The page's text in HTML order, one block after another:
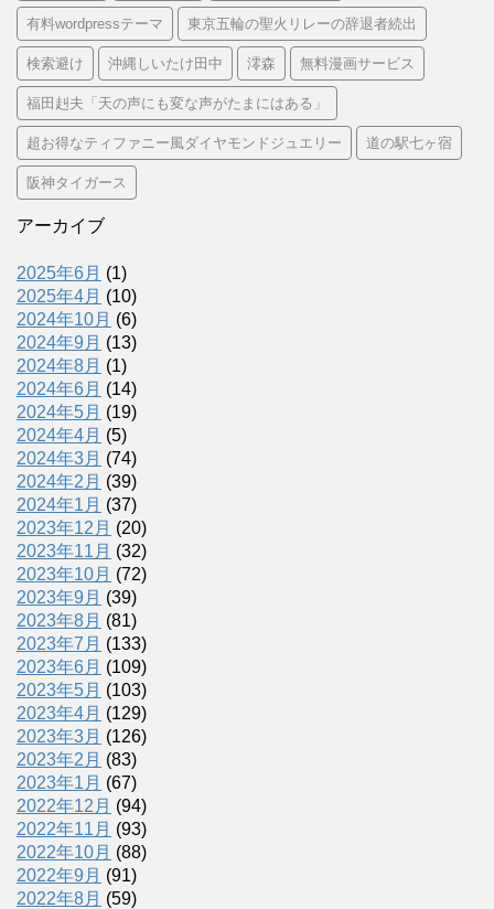
有料wordpressテーマ 東京五輪の聖火リレーの辞退者続出
検索避け 沖縄しいたけ田中 澪森 無料漫画サービス
福田赳夫「天の声にも変な声がたまにはある」
超お得なティファニー風ダイヤモンドジュエリー 道の駅七ヶ宿
阪神タイガース
アーカイブ
2025年6月 (1)
2025年4月 (10)
2024年10月 (6)
2024年9月 (13)
2024年8月 (1)
2024年6月 (14)
2024年5月 (19)
2024年4月 (5)
2024年3月 (74)
2024年2月 (39)
2024年1月 (37)
2023年12月 (20)
2023年11月 (32)
2023年10月 (72)
2023年9月 (39)
2023年8月 (81)
2023年7月 (133)
2023年6月 (109)
2023年5月 (103)
2023年4月 (129)
2023年3月 (126)
2023年2月 (83)
2023年1月 (67)
2022年12月 (94)
2022年11月 (93)
2022年10月 (88)
2022年9月 (91)
2022年8月 (59)